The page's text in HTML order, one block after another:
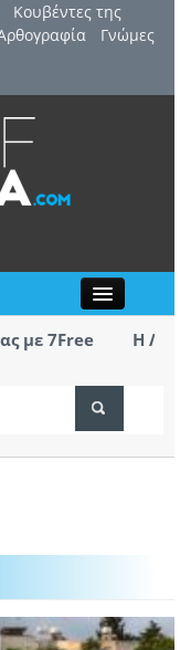
Kουβέντες της
Γνώμες
Η Λάρνακα
Ανόρθωση:
τα παιδιά